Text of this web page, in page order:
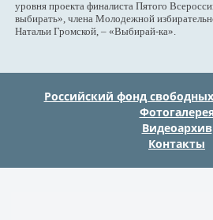
уровня проекта финалиста Пятого
выбирать», члена Молодежной
Натальи Громской, – «Выбирай-ка».
Российский фонд
Видеоархив
Контакты